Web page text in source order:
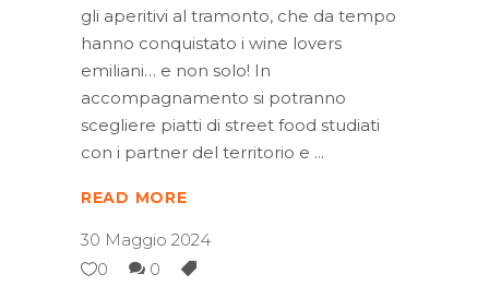
gli aperitivi al tramonto, che da tempo
hanno conquistato i wine lovers
emiliani… e non solo! In
accompagnamento si potranno
scegliere piatti di street food studiati
con i partner del territorio e
READ MORE
30 Maggio 2024
0
0